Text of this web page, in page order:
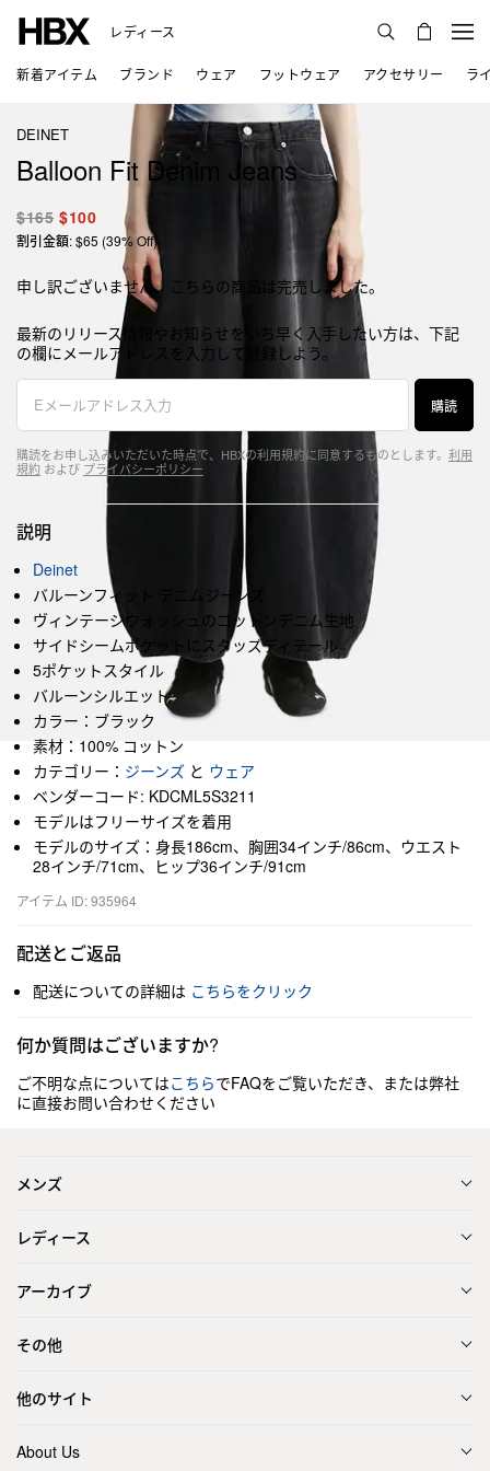
レディース
新着アイテム ブランド ウェア フットウェア アクセサリー ラ
DEINET
Balloon Fit Denim Jeans
$165 $100
割引金額: $65 (39% Off)
申し訳ございません、こちらの商品は完売しました。
最新のリリース情報やお知らせをいち早く入手したい方は、下記
の欄にメールアドレスを入力して登録しよう。
購読
購読をお申し込みいただいた時点で、HBXの利用規約に同意するものとします。 利用
規約 および プライバシーポリシー
説明
Deinet
バルーンフィット デニムジーンズ
ヴィンテージウォッシュのコットンデニム生地
サイドシームポケットにスタッズディテール
5ポケットスタイル
バルーンシルエット
カラー：ブラック
素材：100% コットン
カテゴリー： ジーンズ と ウェア
ベンダーコード: KDCML5S3211
モデルはフリーサイズを着用
モデルのサイズ：身長186cm、胸囲34インチ/86cm、ウエスト
28インチ/71cm、ヒップ36インチ/91cm
アイテム ID: 935964
配送とご返品
配送についての詳細は こちらをクリック
何か質問はございますか?
ご不明な点についてはこちらでFAQをご覧いただき、または弊社
に直接お問い合わせください
メンズ
レディース
アーカイブ
その他
他のサイト
About Us